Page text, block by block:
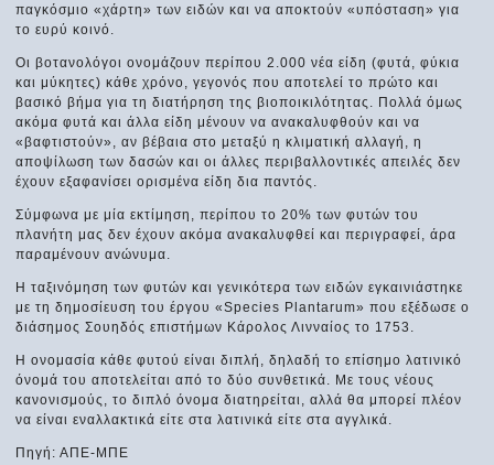
παγκόσμιο «χάρτη» των ειδών και να αποκτούν «υπόσταση» για
το ευρύ κοινό.
Οι βοτανολόγοι ονομάζουν περίπου 2.000 νέα είδη (φυτά, φύκια
και μύκητες) κάθε χρόνο, γεγονός που αποτελεί το πρώτο και
βασικό βήμα για τη διατήρηση της βιοποικιλότητας. Πολλά όμως
ακόμα φυτά και άλλα είδη μένουν να ανακαλυφθούν και να
«βαφτιστούν», αν βέβαια στο μεταξύ η κλιματική αλλαγή, η
αποψίλωση των δασών και οι άλλες περιβαλλοντικές απειλές δεν
έχουν εξαφανίσει ορισμένα είδη δια παντός.
Σύμφωνα με μία εκτίμηση, περίπου το 20% των φυτών του
πλανήτη μας δεν έχουν ακόμα ανακαλυφθεί και περιγραφεί, άρα
παραμένουν ανώνυμα.
Η ταξινόμηση των φυτών και γενικότερα των ειδών εγκαινιάστηκε
με τη δημοσίευση του έργου «Species Plantarum» που εξέδωσε ο
διάσημος Σουηδός επιστήμων Κάρολος Λινναίος το 1753.
Η ονομασία κάθε φυτού είναι διπλή, δηλαδή το επίσημο λατινικό
όνομά του αποτελείται από το δύο συνθετικά. Με τους νέους
κανονισμούς, το διπλό όνομα διατηρείται, αλλά θα μπορεί πλέον
να είναι εναλλακτικά είτε στα λατινικά είτε στα αγγλικά.
Πηγή: ΑΠΕ-ΜΠΕ